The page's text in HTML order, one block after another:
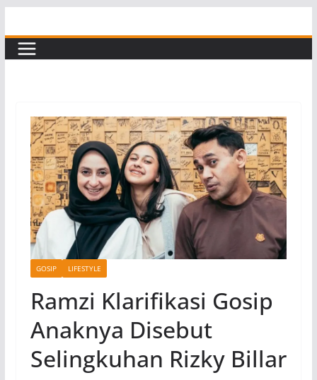
to
content
GOSIP LIFESTYLE
Ramzi Klarifikasi Gosip
Anaknya Disebut
Selingkuhan Rizky Billar